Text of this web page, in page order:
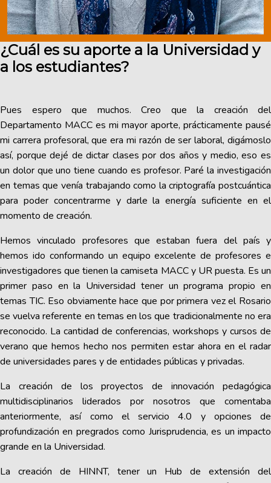
¿Cuál es su aporte a la Universidad y
a los estudiantes?
Pues espero que muchos. Creo que la creación del
Departamento MACC es mi mayor aporte, prácticamente pausé
mi carrera profesoral, que era mi razón de ser laboral, digámoslo
así, porque dejé de dictar clases por dos años y medio, eso es
un dolor que uno tiene cuando es profesor. Paré la investigación
en temas que venía trabajando como la criptografía postcuántica
para poder concentrarme y darle la energía suficiente en el
momento de creación.
Hemos vinculado profesores que estaban fuera del país y
hemos ido conformando un equipo excelente de profesores e
investigadores que tienen la camiseta MACC y UR puesta. Es un
primer paso en la Universidad tener un programa propio en
temas TIC. Eso obviamente hace que por primera vez el Rosario
se vuelva referente en temas en los que tradicionalmente no era
reconocido. La cantidad de conferencias, workshops y cursos de
verano que hemos hecho nos permiten estar ahora en el radar
de universidades pares y de entidades públicas y privadas.
La creación de los proyectos de innovación pedagógica
multidisciplinarios liderados por nosotros que comentaba
anteriormente, así como el servicio 4.0 y opciones de
profundización en pregrados como Jurisprudencia, es un impacto
grande en la Universidad.
La creación de HINNT, tener un Hub de extensión del